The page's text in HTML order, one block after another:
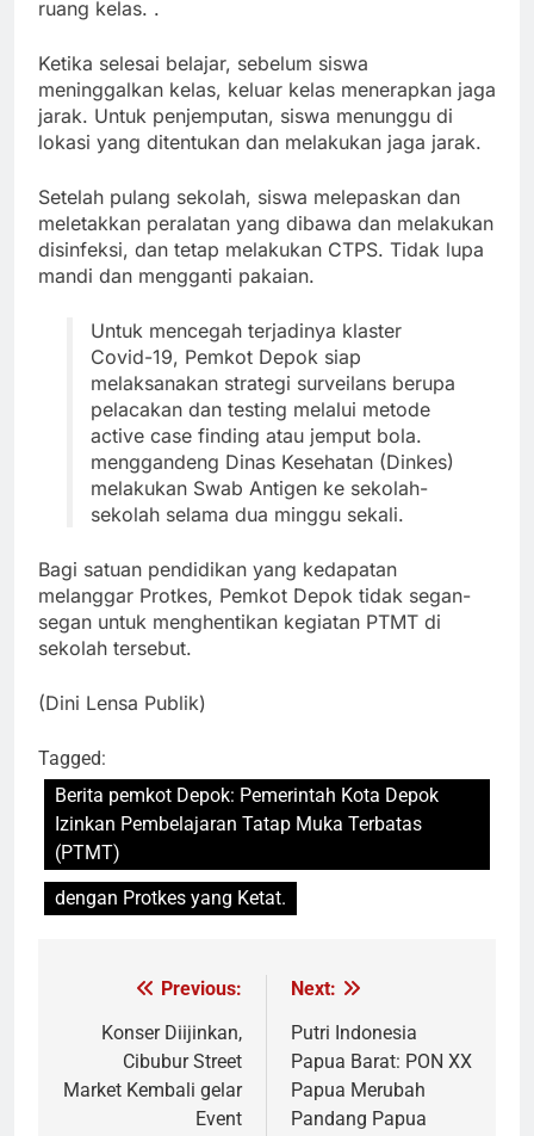
ruang kelas. .
Ketika selesai belajar, sebelum siswa
meninggalkan kelas, keluar kelas menerapkan jaga
jarak. Untuk penjemputan, siswa menunggu di
lokasi yang ditentukan dan melakukan jaga jarak.
Setelah pulang sekolah, siswa melepaskan dan
meletakkan peralatan yang dibawa dan melakukan
disinfeksi, dan tetap melakukan CTPS. Tidak lupa
mandi dan mengganti pakaian.
Untuk mencegah terjadinya klaster
Covid-19, Pemkot Depok siap
melaksanakan strategi surveilans berupa
pelacakan dan testing melalui metode
active case finding atau jemput bola.
menggandeng Dinas Kesehatan (Dinkes)
melakukan Swab Antigen ke sekolah-
sekolah selama dua minggu sekali.
Bagi satuan pendidikan yang kedapatan
melanggar Protkes, Pemkot Depok tidak segan-
segan untuk menghentikan kegiatan PTMT di
sekolah tersebut.
(Dini Lensa Publik)
Tagged:
Berita pemkot Depok: Pemerintah Kota Depok
Izinkan Pembelajaran Tatap Muka Terbatas
(PTMT)
dengan Protkes yang Ketat.
Navigasi
pos
Previous:
Konser Diijinkan,
Cibubur Street
Market Kembali gelar
Event
Next:
Putri Indonesia
Papua Barat: PON XX
Papua Merubah
Pandang Papua